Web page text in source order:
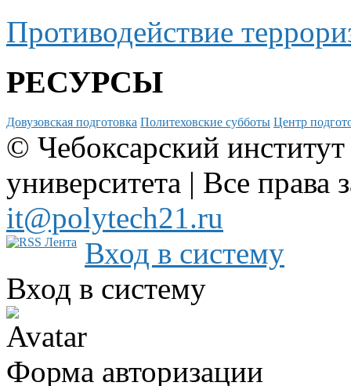
Противодействие
РЕСУРСЫ
Довузовская подготовка Политеховские субботы Центр
© Чебоксарский
университета | Все
it@polytech21.ru
Вход в систему
Вход в систему
Форма авторизации